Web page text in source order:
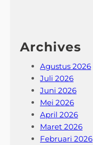
Archives
Agustus 2026
Juli 2026
Juni 2026
Mei 2026
April 2026
Maret 2026
Februari 2026